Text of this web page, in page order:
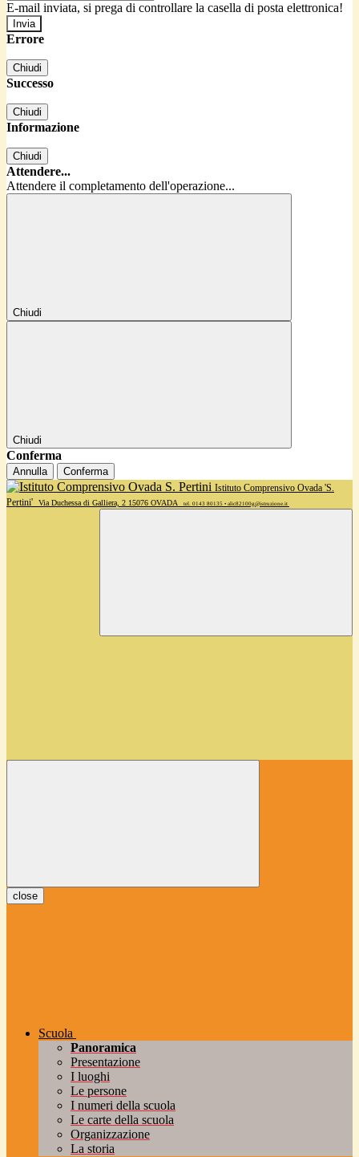
E-mail inviata, si prega di controllare la casella di posta elettronica!
Errore
Chiudi
Successo
Chiudi
Informazione
Chiudi
Attendere...
Attendere il completamento dell'operazione...
Chiudi
Chiudi
Conferma
Annulla Conferma
Istituto Comprensivo Ovada 'S.
Pertini'
Via Duchessa di Galliera, 2 15076 OVADA tel. 0143 80135 • alic82100g@istruzione.it
close
Scuola
Panoramica
Presentazione
I luoghi
Le persone
I numeri della scuola
Le carte della scuola
Organizzazione
La storia